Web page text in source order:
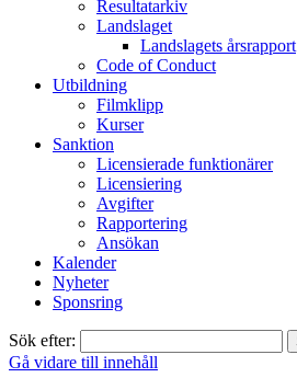
Resultatarkiv
Landslaget
Landslagets årsrapport
Code of Conduct
Utbildning
Filmklipp
Kurser
Sanktion
Licensierade funktionärer
Licensiering
Avgifter
Rapportering
Ansökan
Kalender
Nyheter
Sponsring
Sök efter:
Gå vidare till innehåll